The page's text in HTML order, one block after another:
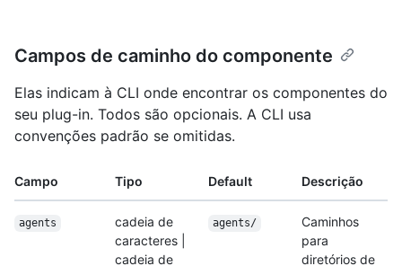
Campos de caminho do componente
Elas indicam à CLI onde encontrar os componentes do
seu plug-in. Todos são opcionais. A CLI usa
convenções padrão se omitidas.
Campo Tipo Default Descrição
agents
cadeia de
caracteres |
cadeia de
agents/
Caminhos
para
diretórios de